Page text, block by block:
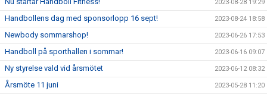
2023-08-28 19:29
Handbollens dag med sponsorlopp 16 sept! 2023-08-24 18:58
Newbody sommarshop! 2023-06-26 17:53
Handboll på sporthallen i sommar! 2023-06-16 09:07
Ny styrelse vald vid årsmötet 2023-06-12 08:32
Årsmöte 11 juni 2023-05-28 11:20